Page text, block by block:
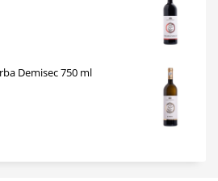
Demisec 750 ml